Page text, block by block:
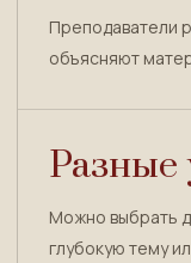
Преподаватели
объясняют
Разные
Можно выбрать
глубокую тему